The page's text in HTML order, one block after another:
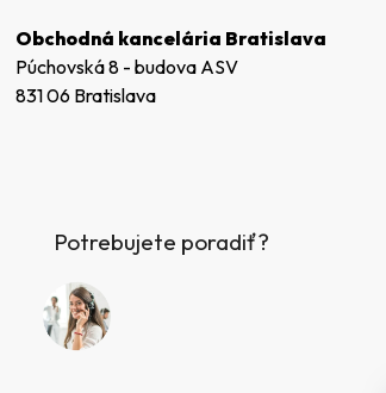
Obchodná kancelária Bratislava
Púchovská 8 - budova ASV
831 06 Bratislava
Potrebujete poradiť?